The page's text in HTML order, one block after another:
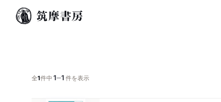
全1件中1─1件を表示